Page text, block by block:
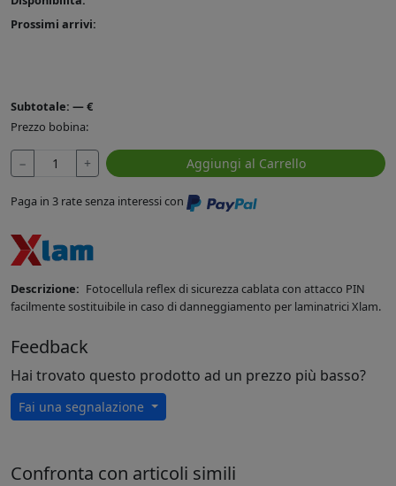
Prossimi arrivi:
Subtotale: —€
Prezzo bobina:
− + Aggiungi al Carrello
Paga in 3 rate senza interessi con
Descrizione: Fotocellula reflex di sicurezza cablata con attacco PIN
facilmente sostituibile in caso di danneggiamento per laminatrici Xlam.
Feedback
Hai trovato questo prodotto ad un prezzo più basso?
Fai una segnalazione
Confronta con articoli simili